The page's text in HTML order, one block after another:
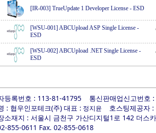
[IR-003] TrueUpdate 1 Developer License - ESD
[WSU-001] ABCUpload ASP Single License -
ESD
[WSU-002] ABCUpload .NET Single License -
ESD
등록번호 : 113-81-41795 통신판매업신고번호 :
: 협우인포테크(주) 대표 : 정지윤
호스팅제공자 :
소재지 : 서울시 금천구 가산디지털1로 142 더스
855-0611 Fax. 02-855-0618